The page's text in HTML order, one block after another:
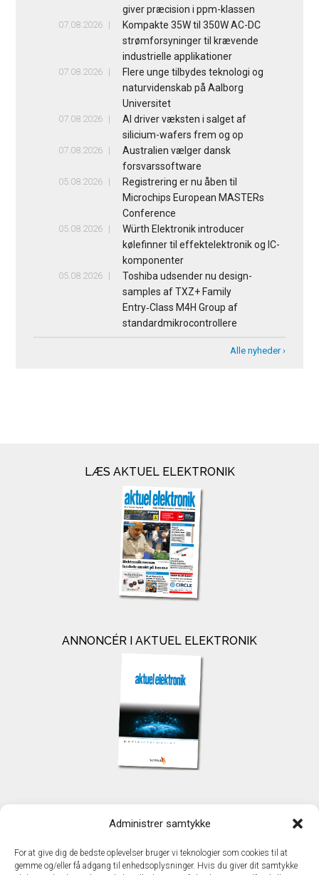
Administrer samtykke
For at give dig de bedste oplevelser bruger vi teknologier som cookies til at
gemme og/eller få adgang til enhedsoplysninger. Hvis du giver dit samtykke
giver præcision i ppm-klassen
07.08.2026
Kompakte 35W til 350W AC-DC
strømforsyninger til krævende
industrielle applikationer
07.08.2026
Flere unge tilbydes teknologi og
naturvidenskab på Aalborg
Universitet
07.08.2026
AI driver væksten i salget af
silicium-wafers frem og op
07.08.2026
Australien vælger dansk
forsvarssoftware
05.08.2026
Registrering er nu åben til
Microchips European MASTERs
Conference
05.08.2026
Würth Elektronik introducer
kølefinner til effektelektronik og IC-
komponenter
05.08.2026
Toshiba udsender nu design-
samples af TXZ+ Family
Entry‑Class M4H Group af
standardmikrocontrollere
Alle nyheder ›
LÆS AKTUEL ELEKTRONIK
ANNONCÉR I AKTUEL ELEKTRONIK
TechMedia A/S
DK - 2600 Glostrup